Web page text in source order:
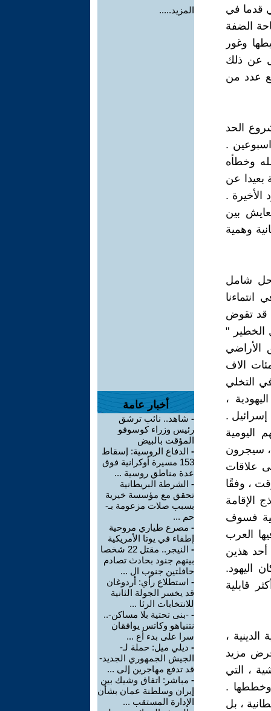
قدما في
30 بالمئة من مساحة الضفة
وغور
، وعدل عن ذلك
عدد من
الحد
.
وخطأه
في ضوء ذلك الى تغيير ينسبة 180 درجة بعيدا عن
الأخيرة .
بين
وهمية
حل شامل
قد تقوض
الخطير "
الأراضي
الاف
التخلي
،
إسرائيل .
، سيجرون
علاقات
، وفقًا
الإقامة
فسوف
العرب
أحد هذين
اليهود.
قابلية
،
مزيد
، التي
وخططها .
، بل
المزيد.....
أخبار عامة
- شاهد.. نائب ترشق
رئيس وزراء كوسوفو
المؤقت بالبيض
- الدفاع الروسية: إسقاط
153 مسيرة أوكرانية فوق
عدة مناطق روسية ...
- الشرطة البريطانية
تحقق مع مؤسسة خيرية
بسبب صلات مزعومة بـ-
حم ...
- مصرع طياري مروحية
إطفاء في يوتا الأمريكية
-
النيجر.. مقتل 22 شخصا
بينهم جنود بحادث تصادم
حافلتين جنوب ال ...
- استطلاع رأي: أردوغان
قد يخسر الجولة الثانية
للانتخابات الرئا ...
- -بنى تحتية بلا مساكن-..
نتنياهو وكاتس يوافقان
سرا على بدء أع ...
- ديلي ميل: حملة لـ-
الجيش الجمهوري الجديد-
قد تدفع مهاجرين إلى ...
- مباشر: اتفاق وشيك بين
إيران وسلطنة عمان بشأن
الإدارة المستقب ...